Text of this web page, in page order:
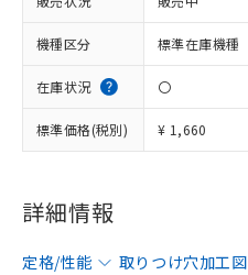
機種区分 標準在庫機種
在庫状況 〇
標準価格(税別) ¥ 1,660
詳細情報
定格/性能 取りつけ穴加工図